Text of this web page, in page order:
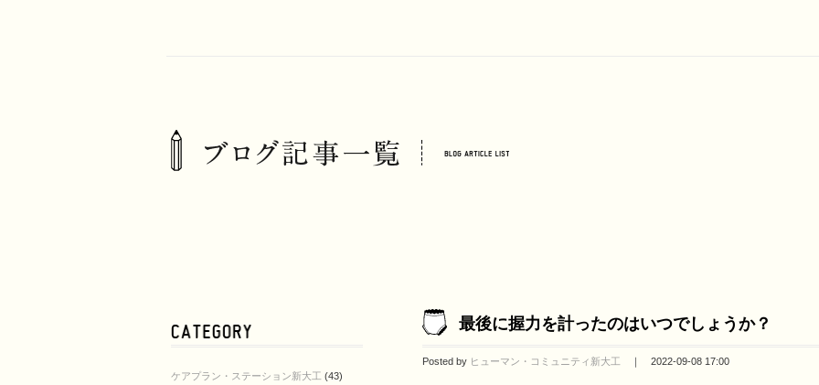
ケアプラン・ステーション新大工 (43)
最後に握力を計ったのはいつでしょうか？
Posted by ヒューマン・コミュニティ新大工 ｜ 2022-09-08 17:00